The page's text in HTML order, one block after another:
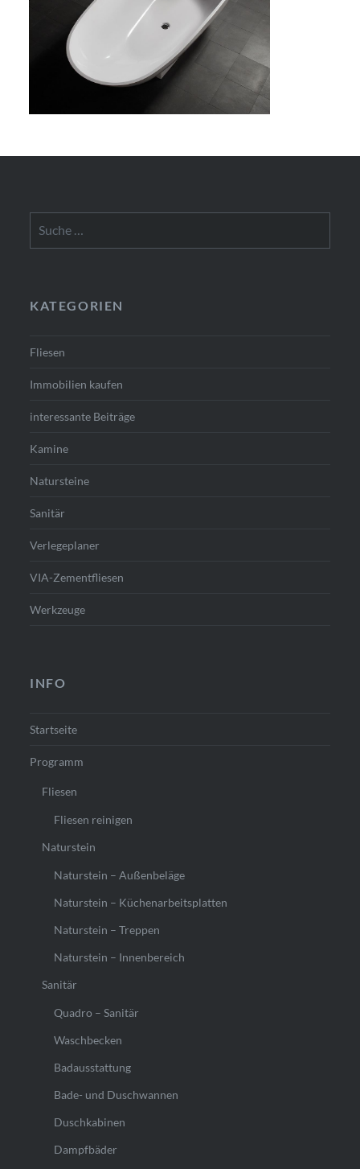
nach:
KATEGORIEN
Fliesen
Immobilien kaufen
interessante Beiträge
Kamine
Natursteine
Sanitär
Verlegeplaner
VIA-Zementfliesen
Werkzeuge
INFO
Startseite
Programm
Fliesen
Fliesen reinigen
Naturstein
Naturstein – Außenbeläge
Naturstein – Küchenarbeitsplatten
Naturstein – Treppen
Naturstein – Innenbereich
Sanitär
Quadro – Sanitär
Waschbecken
Badausstattung
Bade- und Duschwannen
Duschkabinen
Dampfbäder